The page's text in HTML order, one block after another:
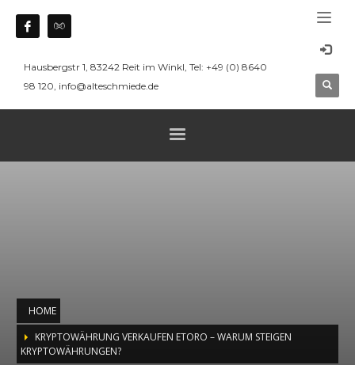
Hausbergstr 1, 83242 Reit im Winkl, Tel: +49 (0) 8640
98 120, info@alteschmiede.de
HOME
KRYPTOWÄHRUNG VERKAUFEN ETORO – WARUM STEIGEN
KRYPTOWÄHRUNGEN?